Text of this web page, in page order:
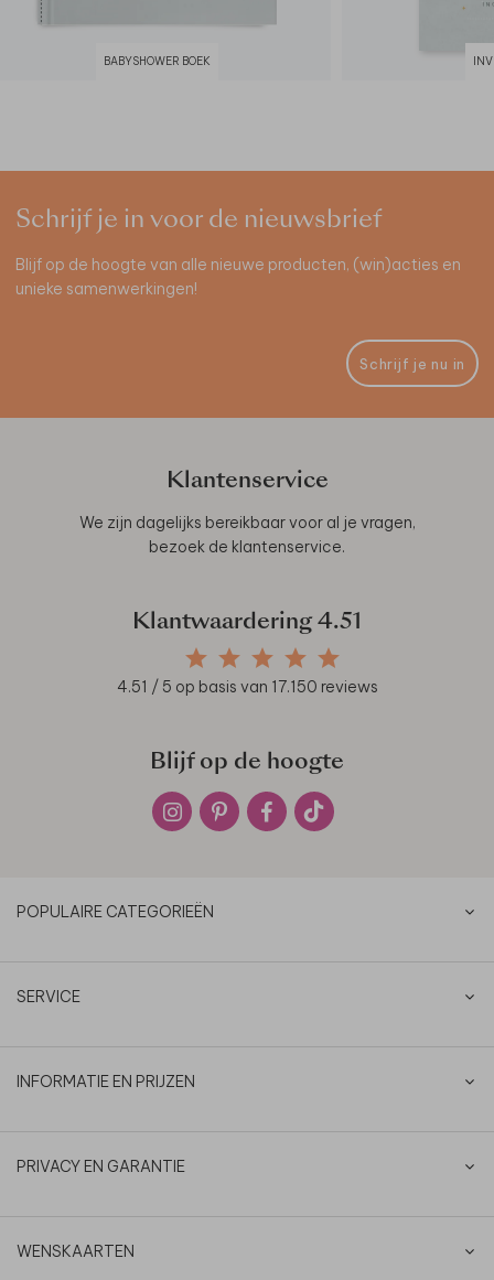
BABYSHOWER BOEK
Schrijf je in voor de nieuwsbrief
Blijf op de hoogte van alle nieuwe producten, (win)acties en
unieke samenwerkingen!
Schrijf je nu in
Klantenservice
We zijn dagelijks bereikbaar voor al je vragen,
bezoek de klantenservice.
Klantwaardering 4.51
4.51 / 5 op basis van 17.150 reviews
Blijf op de hoogte
POPULAIRE CATEGORIEËN
SERVICE
INFORMATIE EN PRIJZEN
PRIVACY EN GARANTIE
WENSKAARTEN